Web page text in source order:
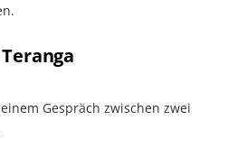
Gespräch zwischen zwei